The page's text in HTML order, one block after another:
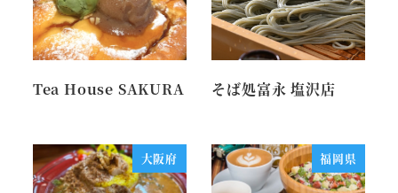
Tea House SAKURA そば処富永 塩沢店
大阪府 福岡県